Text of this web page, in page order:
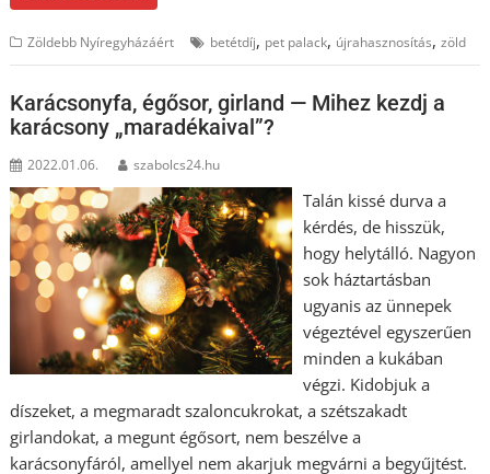
Zöldebb Nyíregyházáért betétdíj, pet palack, újrahasznosítás,zöld
Karácsonyfa, égősor, girland — Mihez kezdj a
karácsony „maradékaival”?
2022.01.06. szabolcs24.hu
Talán kissé durva a
kérdés, de hisszük,
hogy helytálló. Nagyon
sok háztartásban
ugyanis az ünnepek
végeztével egyszerűen
minden a kukában
végzi. Kidobjuk a
díszeket, a megmaradt szaloncukrokat, a szétszakadt
girlandokat, a megunt égősort, nem beszélve a
karácsonyfáról, amellyel nem akarjuk megvárni a begyűjtést.